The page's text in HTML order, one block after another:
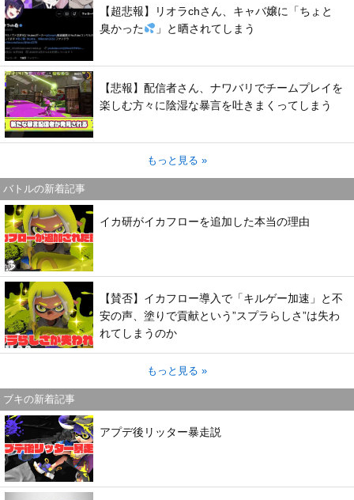
【超悲報】リオラchさん、キャバ嬢に「ちょと
臭かった
」と晒されてしまう
【悲報】配信者さん、ナワバリでチームプレイを
楽しむ方々に陰湿な暴言を吐きまくってしまう
もっと見る »
バトルの新着記事
イカ研がイカフローを追加した本当の理由
【賛否】イカフロー導入で「キルゲー加速」と不
安の声、塗りで貢献という”スプラらしさ”は失わ
れてしまうのか
もっと見る »
ブキの新着記事
アプデ後リッター暴走説